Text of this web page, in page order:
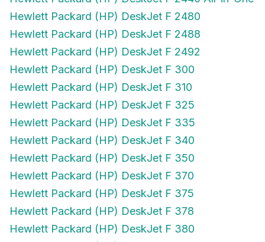
Hewlett Packard (HP) DeskJet F 2480
Hewlett Packard (HP) DeskJet F 2488
Hewlett Packard (HP) DeskJet F 2492
Hewlett Packard (HP) DeskJet F 300
Hewlett Packard (HP) DeskJet F 310
Hewlett Packard (HP) DeskJet F 325
Hewlett Packard (HP) DeskJet F 335
Hewlett Packard (HP) DeskJet F 340
Hewlett Packard (HP) DeskJet F 350
Hewlett Packard (HP) DeskJet F 370
Hewlett Packard (HP) DeskJet F 375
Hewlett Packard (HP) DeskJet F 378
Hewlett Packard (HP) DeskJet F 380
Hewlett Packard (HP) DeskJet F 385